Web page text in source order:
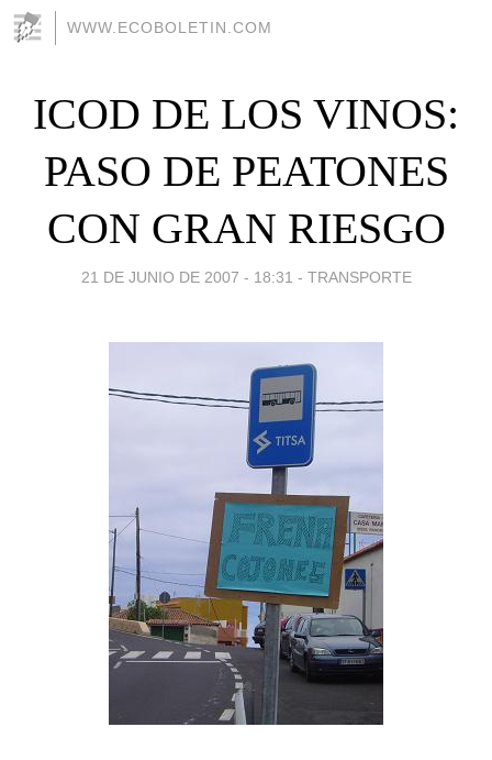
WWW.ECOBOLETIN.COM
ICOD DE LOS VINOS:
PASO DE PEATONES
CON GRAN RIESGO
21 DE JUNIO DE 2007 - 18:31 - TRANSPORTE